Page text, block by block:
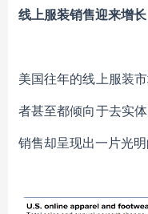
线上服装销售迎来增长
美国往年的线上服装
者甚至都倾向于去实
销售却呈现出一片光